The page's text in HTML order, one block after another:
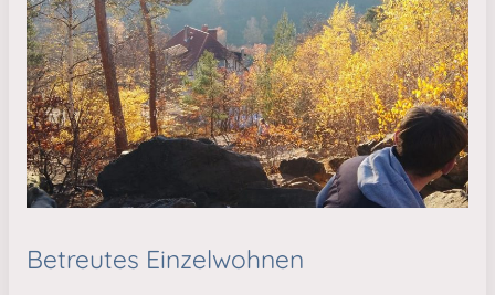
Betreutes Einzelwohnen